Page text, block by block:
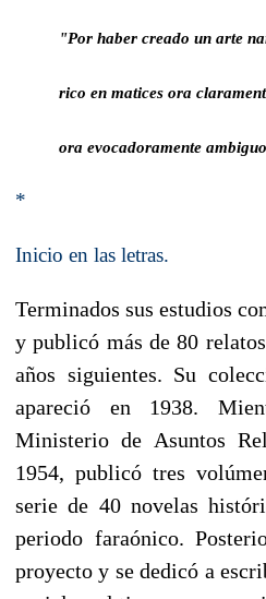
"Por haber creado un arte
rico en matices ora
ora evocadoramente
*
Inicio en las letras.
Terminados sus estudios
y publicó más de 80
años siguientes. Su
apareció en 1938.
Ministerio de Asuntos
1954, publicó tres
serie de 40 novelas
periodo faraónico.
proyecto y se dedicó a